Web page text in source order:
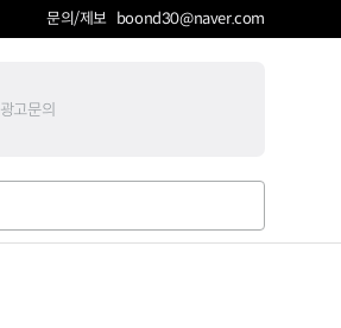
문의/제보 boond30@naver.com
광고문의